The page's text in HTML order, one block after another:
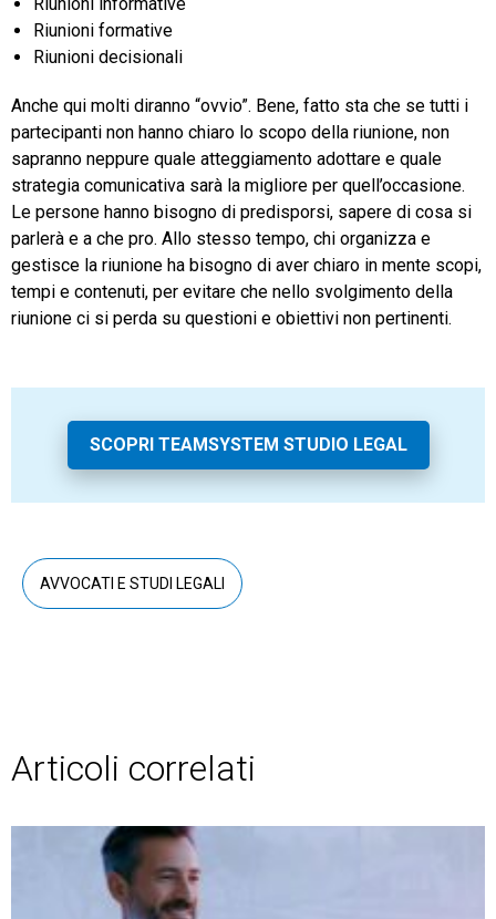
Riunioni informative
Riunioni formative
Riunioni decisionali
Anche qui molti diranno “ovvio”. Bene, fatto sta che se tutti i
partecipanti non hanno chiaro lo scopo della riunione, non
sapranno neppure quale atteggiamento adottare e quale
strategia comunicativa sarà la migliore per quell’occasione.
Le persone hanno bisogno di predisporsi, sapere di cosa si
parlerà e a che pro. Allo stesso tempo, chi organizza e
gestisce la riunione ha bisogno di aver chiaro in mente scopi,
tempi e contenuti, per evitare che nello svolgimento della
riunione ci si perda su questioni e obiettivi non pertinenti.
SCOPRI TEAMSYSTEM STUDIO LEGAL
AVVOCATI E STUDI LEGALI
Articoli correlati